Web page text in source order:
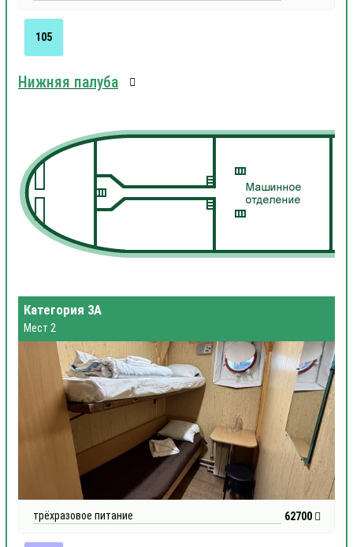
105
Нижняя палуба
Категория 3А
Мест 2
трёхразовое питание 62700